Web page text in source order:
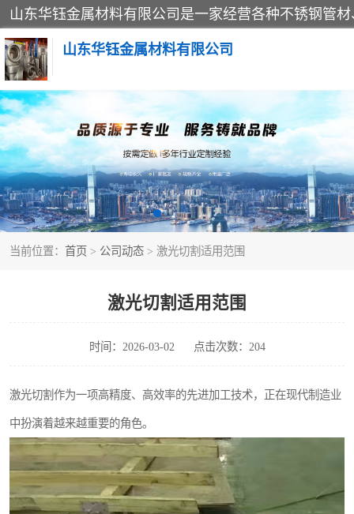
山东华钰金属材料有限公司
当前位置： 首页 > 公司动态 > 激光切割适用范围
激光切割适用范围
时间：2026-03-02 点击次数：204
激光切割作为一项高精度、高效率的先进加工技术，正在现代制造业
中扮演着越来越重要的角色。
不锈钢管
管件标准件
不锈钢人孔
不锈钢角钢